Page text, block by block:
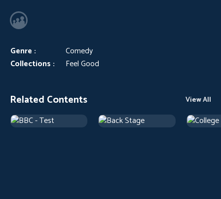
Genre :
Comedy
Collections :
Feel Good
Related Contents View All